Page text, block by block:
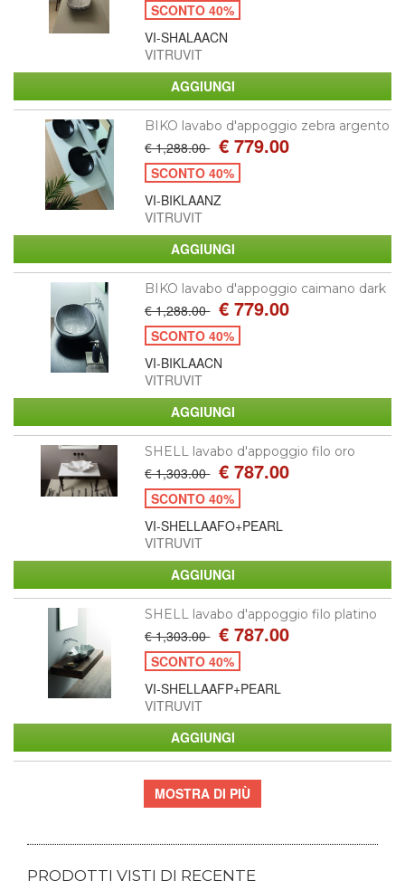
SCONTO 40%
VI-SHALAACN
VITRUVIT
BIKO lavabo d'appoggio zebra argento
€ 1,288.00 € 779.00
SCONTO 40%
VI-BIKLAANZ
VITRUVIT
BIKO lavabo d'appoggio caimano dark
€ 1,288.00 € 779.00
SCONTO 40%
VI-BIKLAACN
VITRUVIT
SHELL lavabo d'appoggio filo oro
€ 1,303.00 € 787.00
SCONTO 40%
VI-SHELLAAFO+PEARL
VITRUVIT
SHELL lavabo d'appoggio filo platino
€ 1,303.00 € 787.00
SCONTO 40%
VI-SHELLAAFP+PEARL
VITRUVIT
MOSTRA DI PIÙ
PRODOTTI VISTI DI RECENTE